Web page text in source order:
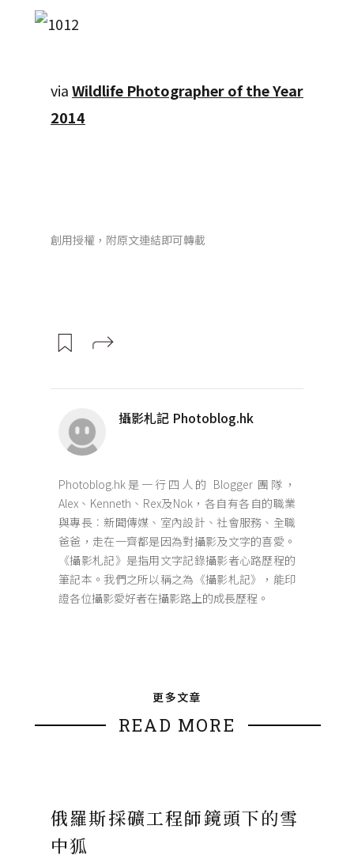
viaWildlife Photographer of the Year
2014
創用授權，附原文連結即可轉載
攝影札記 Photoblog.hk
Photoblog.hk是一行四人的 Blogger 團隊，
Alex、Kenneth、Rex及Nok，各自有各自的職業
與專長︰新聞傳媒、室內設計、社會服務、全職
爸爸，走在一齊都是因為對攝影及文字的喜愛。
《攝影札記》是指用文字記錄攝影者心路歷程的
筆記本。我們之所以稱之為《攝影札記》，能印
證各位攝影愛好者在攝影路上的成長歷程。
更多文章
READ MORE
俄羅斯採礦工程師鏡頭下的雪
中狐